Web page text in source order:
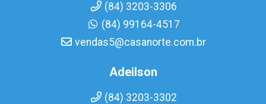
(84) 3203-3306
(84) 99164-4517
vendas5@casanorte.com.br
Adeilson
(84) 3203-3302